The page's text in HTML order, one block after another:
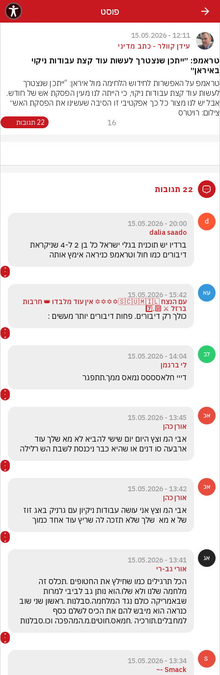
פוסט
12:11 - 15.05.2026
עידן קוולר - כתב מדיני
טראמפ: ״ייתכן שנצטרך לעשות עוד קצת עבודות ניקוי
באיראן״
אבל יש לנו מצור כל כך אפקטיבי זו הסיבה שעשינו את הפסקת האש״
צילום: רויטרס
16 22 תגובות
22 תגובות
20:00 - 15.05.2026
dalia saado
דיבורים כמו חול וטראמפ כניראה אימץ אותה
15:42 - 15.05.2026
עם הנצח 🇸🇨🇺🇲🇮🇱✡️✡️✡️✡️ אין עוד מלבדו 👑 חרבות
ברזל ⚔️ 🔟.7️⃣
כולך רק דיבורים. פחות דיבורים יותר מעשים :
14:04 - 15.05.2026
לי ברגמן
דייי חלאסססס נמאס ממך.תתפגר
13:45 - 15.05.2026
אורן כהן
ארבעה סו דנים או שהיא כבר ניכנסת לשבת הש רלילה
13:42 - 15.05.2026
אורן כהן
של א מא  שלך שלא תזכה לה שריץ עוד אחד כמוך
13:41 - 15.05.2026
אורי גב-רי
למחבלים.תורכיה .חמאס.חוטים.מ.המהפכה וכו.סבלנות
13:34 - 15.05.2026
Smack -~